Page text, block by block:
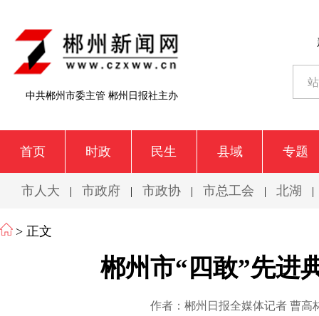
中共郴州市委主管 郴州日报社主办
首页 时政 民生 县域 专题
市人大 | 市政府 | 市政协 | 市总工会 | 北湖 |
> 正文
郴州市“四敢”先进
作者：郴州日报全媒体记者 曹高